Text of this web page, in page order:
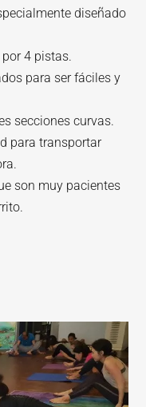
diseñado
4 pistas.
para ser fáciles y
secciones curvas.
para transportar
son muy pacientes